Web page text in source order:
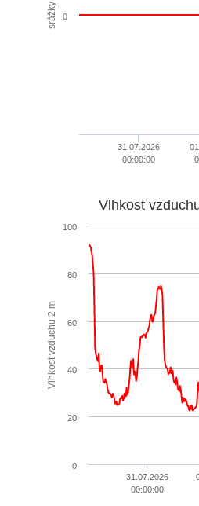
srážky
31.07.2026
00:00:00
0
Vlhkost vzduchu 2 m
Vlhkost
31.07.2026
00:00:00
0
20
40
60
80
100